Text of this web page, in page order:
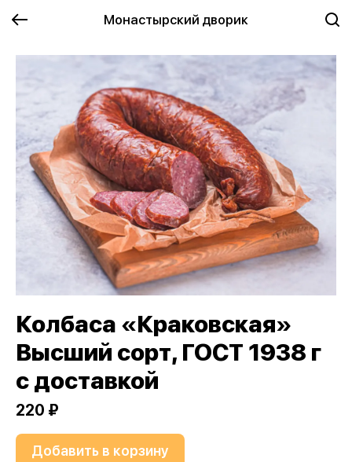
Монастырский дворик
Колбаса «Краковская»
Высший сорт, ГОСТ 1938 г
с доставкой
220 ₽
Добавить в корзину